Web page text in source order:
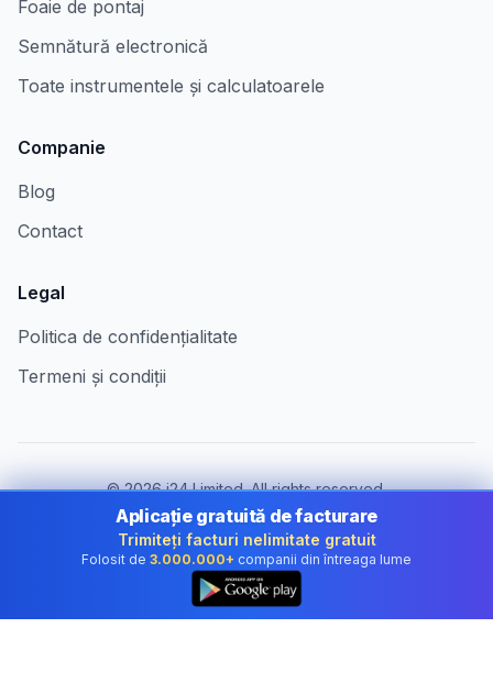
Foaie de pontaj
Semnătură electronică
Toate instrumentele și calculatoarele
Companie
Blog
Contact
Legal
Politica de confidențialitate
Termeni și condiții
©2026i24 Limited. All rights reserved.
Pentru companii în Romania
Schimbă țara:
Romania
Aplicație gratuită de facturare
Trimiteți facturi nelimitate gratuit
Folosit de 3.000.000+ companii din întreaga lume